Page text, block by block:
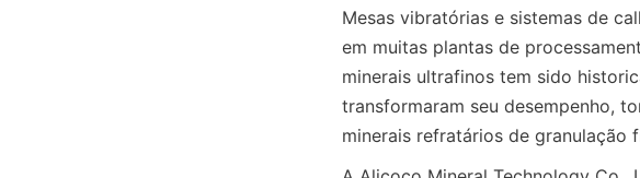
Mesas vibratórias e sistemas de
em muitas plantas de
minerais ultrafinos tem sido
transformaram seu desempenho,